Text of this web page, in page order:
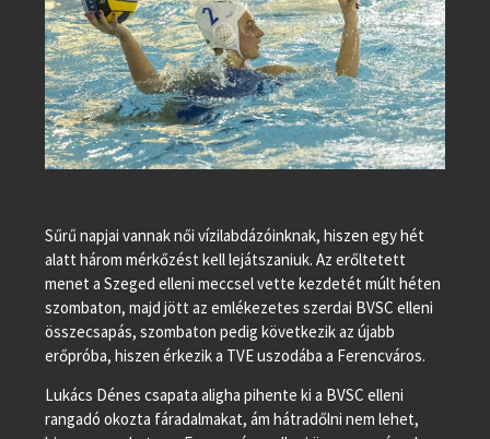
Sűrű napjai vannak női vízilabdázóinknak, hiszen egy hét
alatt három mérkőzést kell lejátszaniuk. Az erőltetett
menet a Szeged elleni meccsel vette kezdetét múlt héten
szombaton, majd jött az emlékezetes szerdai BVSC elleni
összecsapás, szombaton pedig következik az újabb
erőpróba, hiszen érkezik a TVE uszodába a Ferencváros.
Lukács Dénes csapata aligha pihente ki a BVSC elleni
rangadó okozta fáradalmakat, ám hátradőlni nem lehet,